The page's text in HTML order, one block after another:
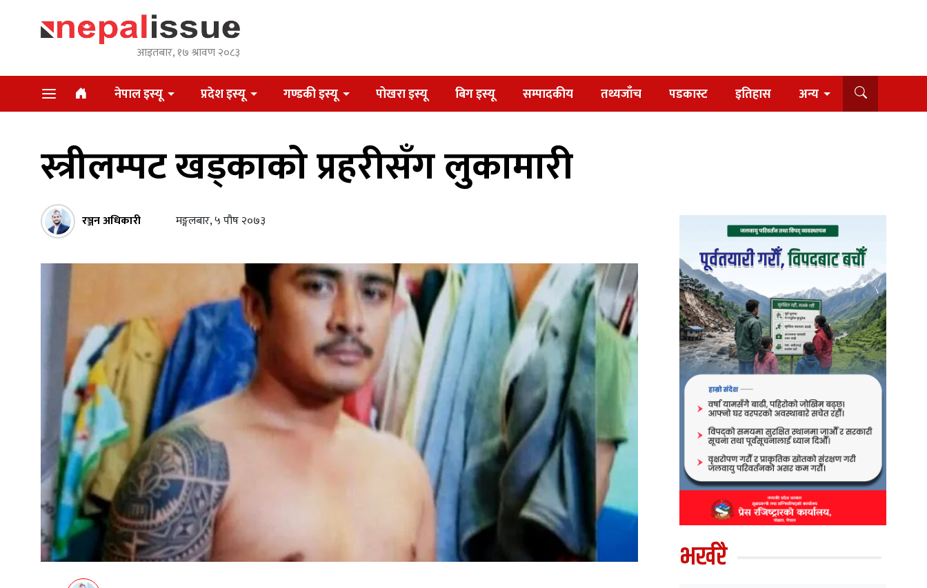
आइतबार, १७ श्रावण २०८३
नेपाल इस्यू प्रदेश इस्यू गण्डकी इस्यू पोखरा इस्यू बिग इस्यू सम्पादकीय तथ्यजाँच पडकास्ट इतिहास अन्य
स्त्रीलम्पट खड्काको प्रहरीसँग लुकामारी
रञ्जन अधिकारी मङ्गलबार, ५ पौष २०७३
भर्खरै